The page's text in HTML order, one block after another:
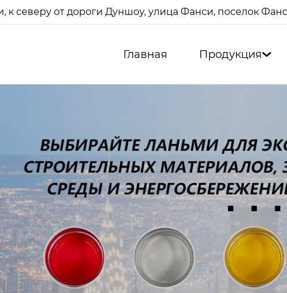
северу от дороги Дуншоу, улица Фанси, поселок
Главная Продукция